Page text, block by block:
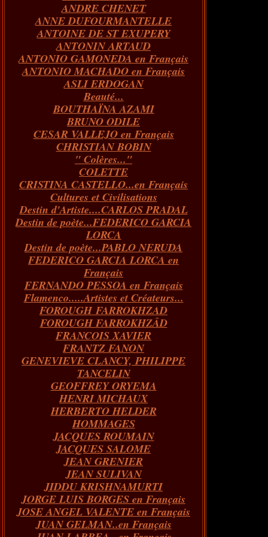
Janvier(60)
Février(68)
Janvier(86)
Mars(65)
Février(70)
Janvier(66)
Avril(76)
Mars(66)
Février(67)
Janvier(73)
Mai(82)
Avril(62)
Mars(66)
Février(55)
Janvier(43)
Juin(84)
Mai(89)
Avril(59)
Mars(73)
Février(54)
Janvier(51)
Juillet(72)
Juin(65)
Mai(97)
Avril(73)
Mars(100)
Février(146)
Janvier(124)
Août(40)
Juillet(31)
Juin(26)
ANDRE CHENET
ANNE DUFOURMANTELLE
ANTOINE DE ST EXUPERY
ANTONIN ARTAUD
ANTONIO GAMONEDA en Français
ANTONIO MACHADO en Français
ASLI ERDOGAN
Beauté...
BOUTHAÏNA AZAMI
BRUNO ODILE
CESAR VALLEJO en Français
CHRISTIAN BOBIN
" Colères..."
COLETTE
CRISTINA CASTELLO...en Français
Cultures et Civilisations
Destin d'Artiste....CARLOS PRADAL
Destin de poète...FEDERICO GARCIA
LORCA
Destin de poète...PABLO NERUDA
FEDERICO GARCIA LORCA en
Français
FERNANDO PESSOA en Français
Flamenco.....Artistes et Créateurs...
FOROUGH FARROKHZAD
FOROUGH FARROKHZÂD
FRANCOIS XAVIER
FRANTZ FANON
GENEVIEVE CLANCY, PHILIPPE
TANCELIN
GEOFFREY ORYEMA
HENRI MICHAUX
HERBERTO HELDER
HOMMAGES
JACQUES ROUMAIN
JACQUES SALOME
JEAN GRENIER
JEAN SULIVAN
JIDDU KRISHNAMURTI
JORGE LUIS BORGES en Français
JOSE ANGEL VALENTE en Français
JUAN GELMAN..en Français